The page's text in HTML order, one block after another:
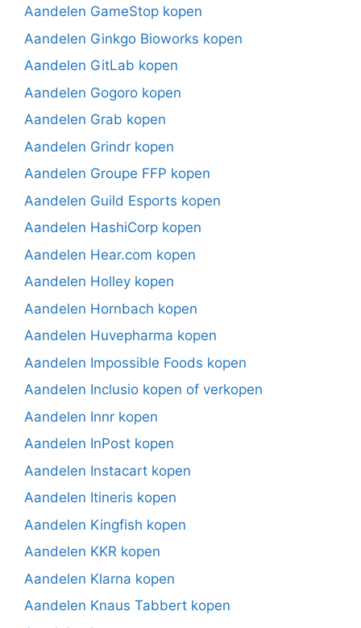
Aandelen GameStop kopen
Aandelen Ginkgo Bioworks kopen
Aandelen GitLab kopen
Aandelen Gogoro kopen
Aandelen Grab kopen
Aandelen Grindr kopen
Aandelen Groupe FFP kopen
Aandelen Guild Esports kopen
Aandelen HashiCorp kopen
Aandelen Hear.com kopen
Aandelen Holley kopen
Aandelen Hornbach kopen
Aandelen Huvepharma kopen
Aandelen Impossible Foods kopen
Aandelen Inclusio kopen of verkopen
Aandelen Innr kopen
Aandelen InPost kopen
Aandelen Instacart kopen
Aandelen Itineris kopen
Aandelen Kingfish kopen
Aandelen KKR kopen
Aandelen Klarna kopen
Aandelen Knaus Tabbert kopen